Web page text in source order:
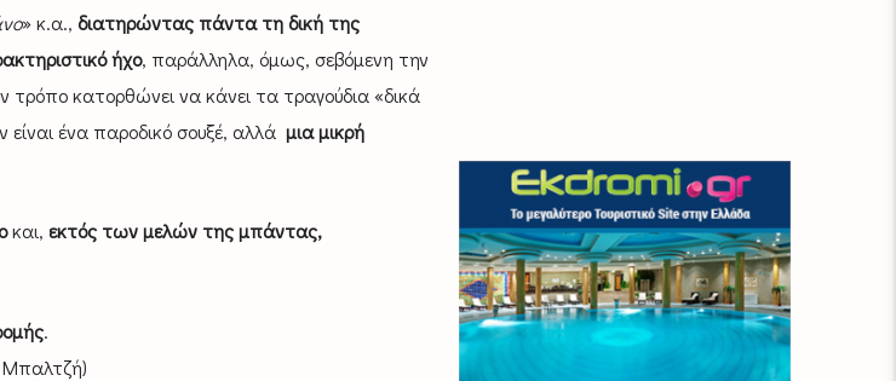
» κ.α., διατηρώντας πάντα τη δική της
ήχο, παράλληλα, όμως, σεβόμενη την
τρόπο κατορθώνει να κάνει τα τραγούδια «δικά
ένα παροδικό σουξέ, αλλά μια μικρή
και, εκτός των μελών της μπάντας,
.